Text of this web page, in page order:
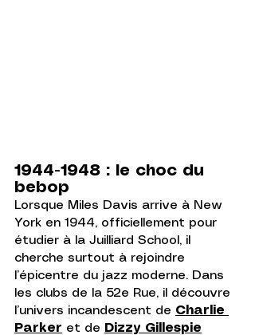
1944-1948 : le choc du
bebop
Lorsque Miles Davis arrive à New
York en 1944, officiellement pour
étudier à la Juilliard School, il
cherche surtout à rejoindre
l’épicentre du jazz moderne. Dans
les clubs de la 52e Rue, il découvre
l’univers incandescent de Charlie
Parker et de Dizzy Gillespie